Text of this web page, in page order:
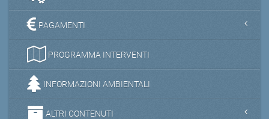
PAGAMENTI
PROGRAMMA INTERVENTI
INFORMAZIONI AMBIENTALI
ALTRI CONTENUTI